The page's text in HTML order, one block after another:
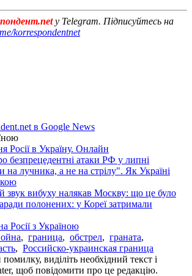
у Telegram. Підписуйтесь на
korrespondentnet
в Google News
Росії в Україну. Онлайн
безпрецедентні атаки РФ у липні
лучника, а не на стрілу". Як Україні
звук вибуху налякав Москву: що це було
полонених: у Кореї затримали
Росії з Україною
, граница, обстрел, граната,
, Российско-украинская граница
виділіть необхідний текст і
щоб повідомити про це редакцію.